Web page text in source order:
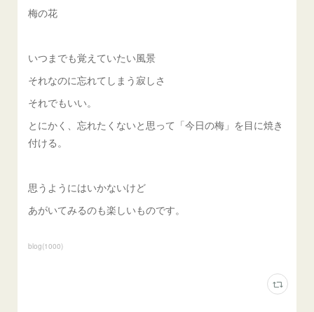
梅の花
いつまでも覚えていたい風景
それなのに忘れてしまう寂しさ
それでもいい。
とにかく、忘れたくないと思って「今日の梅」を目に焼き
付ける。
思うようにはいかないけど
あがいてみるのも楽しいものです。
blog(1000)